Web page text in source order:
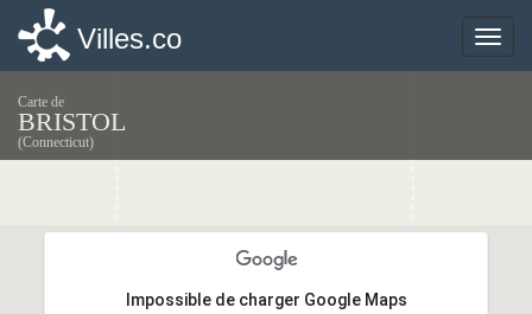
Toggle
Villes.co
Carte de
BRISTOL
(Connecticut)
Impossible de charger Google Maps
Impossible de charger Google Maps
Toggle
Villes.co